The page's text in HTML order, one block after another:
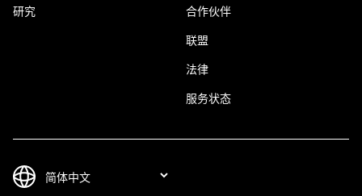
研究 合作伙伴
联盟
法律
服务状态